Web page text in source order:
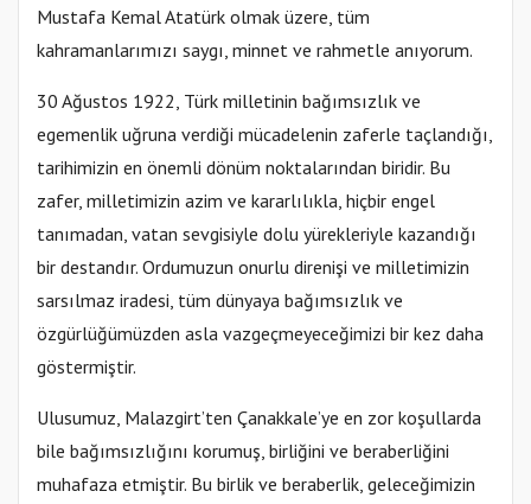
Mustafa Kemal Atatürk olmak üzere, tüm
kahramanlarımızı saygı, minnet ve rahmetle anıyorum.
30 Ağustos 1922, Türk milletinin bağımsızlık ve
egemenlik uğruna verdiği mücadelenin zaferle taçlandığı,
tarihimizin en önemli dönüm noktalarından biridir. Bu
zafer, milletimizin azim ve kararlılıkla, hiçbir engel
tanımadan, vatan sevgisiyle dolu yürekleriyle kazandığı
bir destandır. Ordumuzun onurlu direnişi ve milletimizin
sarsılmaz iradesi, tüm dünyaya bağımsızlık ve
özgürlüğümüzden asla vazgeçmeyeceğimizi bir kez daha
göstermiştir.
Ulusumuz, Malazgirt’ten Çanakkale’ye en zor koşullarda
bile bağımsızlığını korumuş, birliğini ve beraberliğini
muhafaza etmiştir. Bu birlik ve beraberlik, geleceğimizin